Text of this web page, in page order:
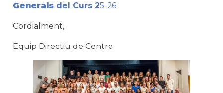
Generals del Curs 25-26
Cordialment,
Equip Directiu de Centre